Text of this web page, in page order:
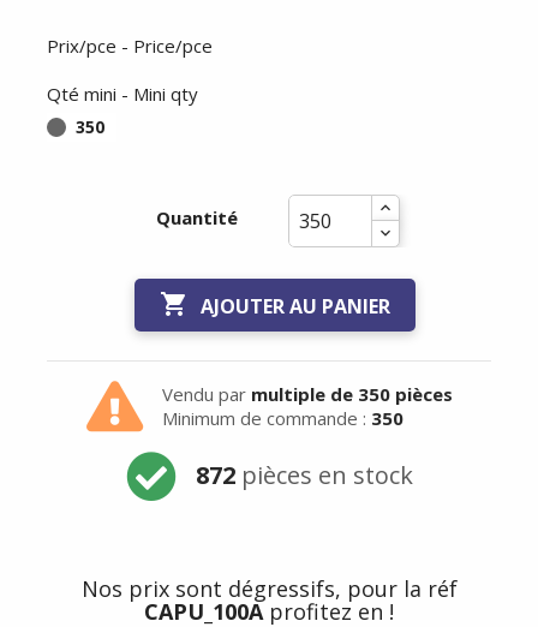
Prix/pce - Price/pce
Qté mini - Mini qty
350
Quantité
 AJOUTER AU PANIER
Vendu par multiple de 350 pièces
Minimum de commande : 350
872pièces en stock
Nos prix sont dégressifs, pour la réf
CAPU_100Aprofitez en !